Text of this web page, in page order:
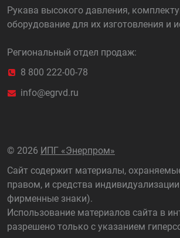
Рукава высокого давления,
оборудование для их изготовления и
Региональный отдел продаж:
8 800 222-00-78
info@egrvd.ru
© 2026 ИПГ «Энерпром»
Сайт содержит материалы,
правом, и средства
фирменные знаки).
Использование материалов сайта в
разрешено только с указанием